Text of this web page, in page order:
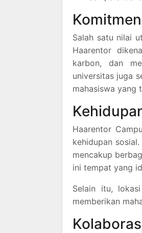
Salah satu nilai
Haarentor
karbon, dan
universitas juga
mahasiswa yang
Haarentor
kehidupan
mencakup
ini tempat yang
Selain itu,
memberikan